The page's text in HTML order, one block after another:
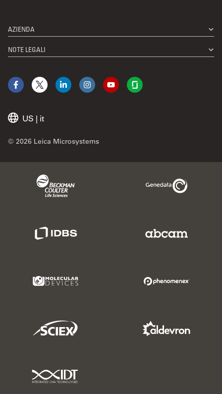
AZIENDA
NOTE LEGALI
US | it
© 2026 Leica Microsystems
Facebook
X LinkedInInstagramYouTubeGlassdoor
Genedata Link
IDBS Link
Molecular Devices Link
Sciex Link
IDT Link